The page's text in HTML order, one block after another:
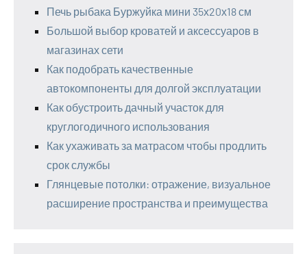
Печь рыбака Буржуйка мини 35х20х18 см
Большой выбор кроватей и аксессуаров в
магазинах сети
Как подобрать качественные
автокомпоненты для долгой эксплуатации
Как обустроить дачный участок для
круглогодичного использования
Как ухаживать за матрасом чтобы продлить
срок службы
Глянцевые потолки: отражение, визуальное
расширение пространства и преимущества